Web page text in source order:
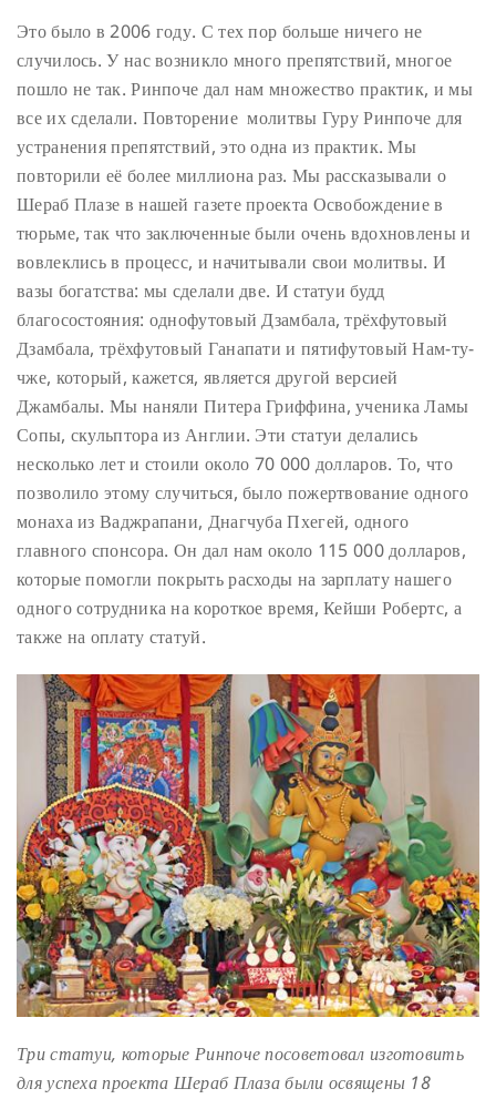
Это было в 2006 году. С тех пор больше ничего не
случилось. У нас возникло много препятствий, многое
пошло не так. Ринпоче дал нам множество практик, и мы
все их сделали. Повторение молитвы Гуру Ринпоче для
устранения препятствий, это одна из практик. Мы
повторили её более миллиона раз. Мы рассказывали о
Шераб Плазе в нашей газете проекта Освобождение в
тюрьме, так что заключенные были очень вдохновлены и
вовлеклись в процесс, и начитывали свои молитвы. И
вазы богатства: мы сделали две. И статуи будд
благосостояния: однофутовый Дзамбала, трёхфутовый
Дзамбала, трёхфутовый Ганапати и пятифутовый Нам-ту-
чже, который, кажется, является другой версией
Джамбалы. Мы наняли Питера Гриффина, ученика Ламы
Сопы, скульптора из Англии. Эти статуи делались
несколько лет и стоили около 70 000 долларов. То, что
позволило этому случиться, было пожертвование одного
монаха из Ваджрапани, Днагчуба Пхегей, одного
главного спонсора. Он дал нам около 115 000 долларов,
которые помогли покрыть расходы на зарплату нашего
одного сотрудника на короткое время, Кейши Робертс, а
также на оплату статуй.
Три статуи, которые Ринпоче посоветовал изготовить
для успеха проекта Шераб Плаза были освящены 18